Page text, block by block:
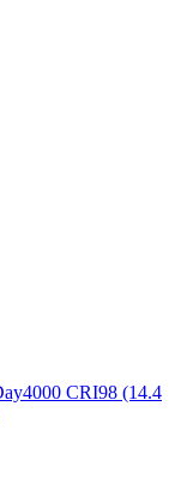
CRI98 (14.4